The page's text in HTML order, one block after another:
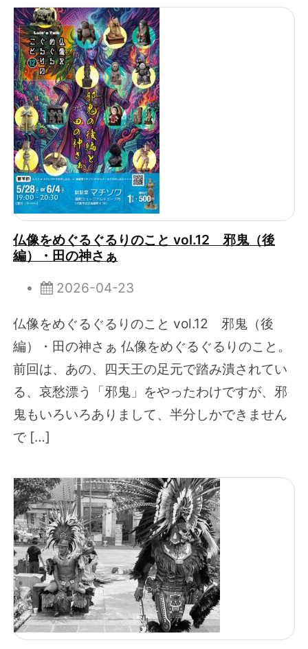
仏像をめぐるぐるりのこと vol.12 邪鬼（後
編）・田の神さぁ
2026-04-23
仏像をめぐるぐるりのこと vol.12 邪鬼（後
編）・田の神さぁ 仏像をめぐるぐるりのこと。
前回は、あの、四天王の足元で踏み潰されてい
る、哀愁漂う「邪鬼」をやったわけですが、邪
鬼もいろいろありまして、半分しかできません
で […]